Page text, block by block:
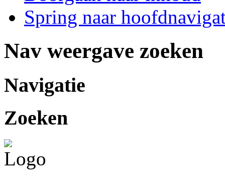
Spring naar
Nav weergave zoeken
Navigatie
Zoeken